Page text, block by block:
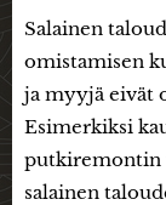
Salainen
omistamisen
ja myyjä eivät
Esimerkiksi
putkiremontin
salainen